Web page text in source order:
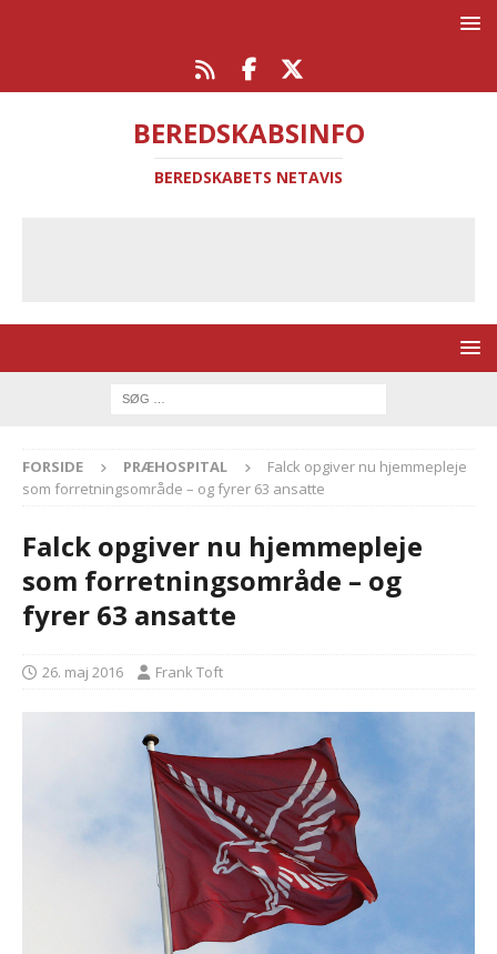
BEREDSKABSINFO
BEREDSKABETS NETAVIS
FORSIDE PRÆHOSPITAL
Falck opgiver nu hjemmepleje
som forretningsområde – og fyrer 63 ansatte
Falck opgiver nu hjemmepleje
som forretningsområde – og
fyrer 63 ansatte
26. maj 2016 Frank Toft